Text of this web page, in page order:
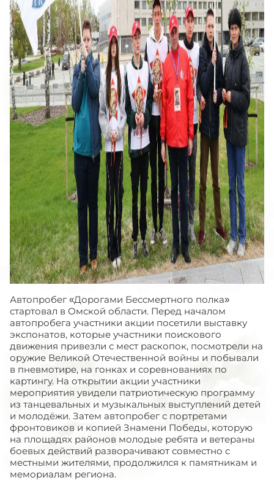
Автопробег «Дорогами Бессмертного полка»
стартовал в Омской области. Перед началом
автопробега участники акции посетили выставку
экспонатов, которые участники поискового
движения привезли с мест раскопок, посмотрели на
оружие Великой Отечественной войны и побывали
в пневмотире, на гонках и соревнованиях по
картингу. На открытии акции участники
мероприятия увидели патриотическую программу
из танцевальных и музыкальных выступлений детей
и молодёжи. Затем автопробег с портретами
фронтовиков и копией Знамени Победы, которую
на площадях районов молодые ребята и ветераны
боевых действий разворачивают совместно с
местными жителями, продолжился к памятникам и
мемориалам региона.